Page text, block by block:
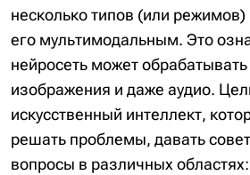
несколько типов (или режимов)
его мультимодальным. Это
нейросеть может обрабатывать
изображения и даже аудио.
искусственный интеллект,
решать проблемы, давать
вопросы в различных